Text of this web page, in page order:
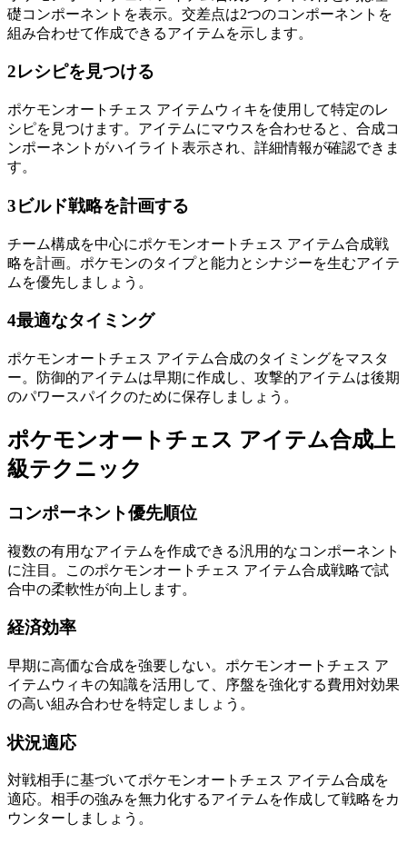
礎コンポーネントを表示。交差点は2つのコンポーネントを
組み合わせて作成できるアイテムを示します。
2レシピを見つける
ポケモンオートチェス アイテムウィキを使用して特定のレ
シピを見つけます。アイテムにマウスを合わせると、合成コ
ンポーネントがハイライト表示され、詳細情報が確認できま
す。
3 ビルド戦略を計画する
チーム構成を中心にポケモンオートチェス アイテム合成戦
略を計画。ポケモンのタイプと能力とシナジーを生むアイテ
ムを優先しましょう。
4最適なタイミング
ポケモンオートチェス アイテム合成のタイミングをマスタ
ー。防御的アイテムは早期に作成し、攻撃的アイテムは後期
のパワースパイクのために保存しましょう。
ポケモンオートチェス アイテム合成上
級テクニック
コンポーネント優先順位
複数の有用なアイテムを作成できる汎用的なコンポーネント
に注目。このポケモンオートチェス アイテム合成戦略で試
合中の柔軟性が向上します。
経済効率
早期に高価な合成を強要しない。ポケモンオートチェス ア
イテムウィキの知識を活用して、序盤を強化する費用対効果
の高い組み合わせを特定しましょう。
状況適応
対戦相手に基づいてポケモンオートチェス アイテム合成を
適応。相手の強みを無力化するアイテムを作成して戦略をカ
ウンターしましょう。